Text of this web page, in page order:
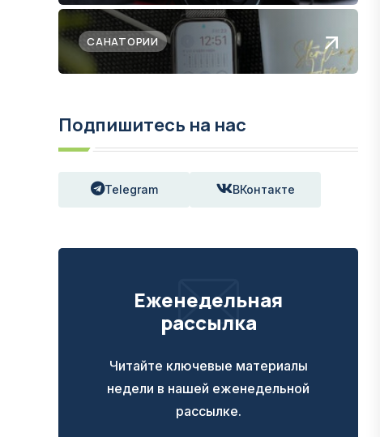
САНАТОРИИ
Подпишитесь на нас
Telegram ВКонтакте
Еженедельная
рассылка
Читайте ключевые материалы
недели в нашей еженедельной
рассылке.